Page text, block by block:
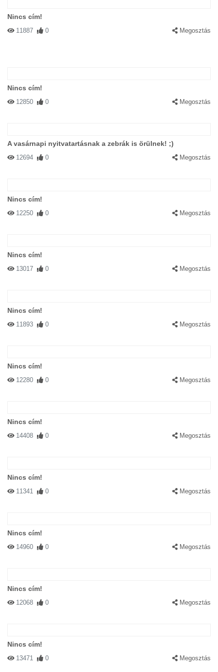
Nincs cím!
11887 0 Megosztás
Nincs cím!
12850 0 Megosztás
A vasárnapi nyitvatartásnak a zebrák is örülnek! ;)
12694 0 Megosztás
Nincs cím!
12250 0 Megosztás
Nincs cím!
13017 0 Megosztás
Nincs cím!
11893 0 Megosztás
Nincs cím!
12280 0 Megosztás
Nincs cím!
14408 0 Megosztás
Nincs cím!
11341 0 Megosztás
Nincs cím!
14960 0 Megosztás
Nincs cím!
12068 0 Megosztás
Nincs cím!
13471 0 Megosztás